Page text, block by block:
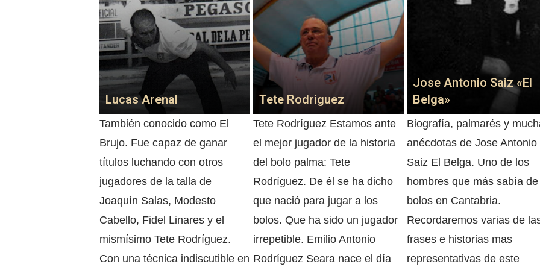
Lucas Arenal
También conocido como El
Brujo. Fue capaz de ganar
títulos luchando con otros
jugadores de la talla de
Joaquín Salas, Modesto
Cabello, Fidel Linares y el
mismísimo Tete Rodríguez.
Con una técnica indiscutible en
Tete Rodriguez
Tete Rodríguez Estamos ante
el mejor jugador de la historia
del bolo palma: Tete
Rodríguez. De él se ha dicho
que nació para jugar a los
bolos. Que ha sido un jugador
irrepetible. Emilio Antonio
Rodríguez Seara nace el día
Jose Antonio Saiz «El
Belga»
Biografía, palmarés y
anécdotas de Jose Antonio
Saiz El Belga. Uno de los
hombres que más sabía de
bolos en Cantabria.
Recordaremos varias de
frases e historias mas
representativas de este